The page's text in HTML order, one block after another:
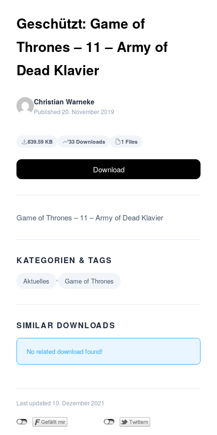
Geschützt: Game of
Thrones – 11 – Army of
Dead Klavier
Christian Warneke
Published 20. November 2019
839.59 KB 33 Downloads 1 Files
Download
Game of Thrones – 11 – Army of Dead Klavier
KATEGORIEN & TAGS
Aktuelles , Game of Thrones
SIMILAR DOWNLOADS
No related download found!
Last updated 10. Dezember 2021